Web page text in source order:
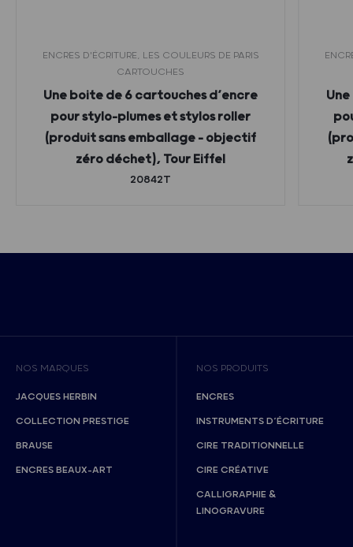
ENCRES D'ÉCRITURE, LES COULEURS DE PARIS
CARTOUCHES
Une boite de 6 cartouches d’encre
pour stylo-plumes et stylos roller
(produit sans emballage – objectif
zéro déchet), Tour Eiffel
20842T
NOS MARQUES
JACQUES HERBIN
COLLECTION PRESTIGE
BRAUSE
ENCRES BEAUX-ART
NOS PRODUITS
ENCRES
INSTRUMENTS D’ÉCRITURE
CIRE TRADITIONNELLE
CIRE CRÉATIVE
CALLIGRAPHIE &
LINOGRAVURE